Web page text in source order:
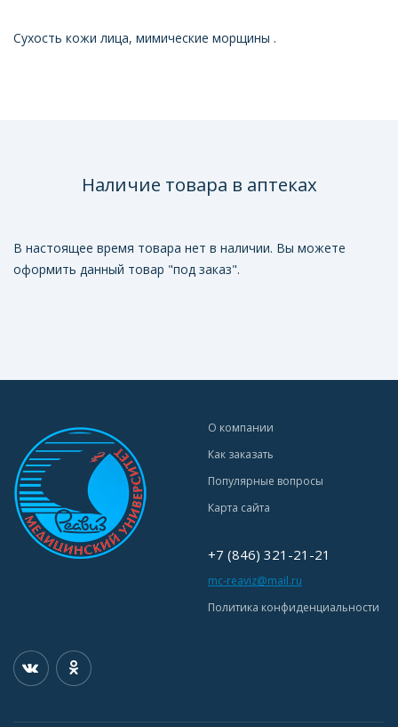
Сухость кожи лица, мимические морщины .
Наличие товара в аптеках
В настоящее время товара нет в наличии. Вы можете
оформить данный товар "под заказ".
О компании
Как заказать
Популярные вопросы
Карта сайта
+7 (846) 321-21-21
mc-reaviz@mail.ru
Политика конфиденциальности